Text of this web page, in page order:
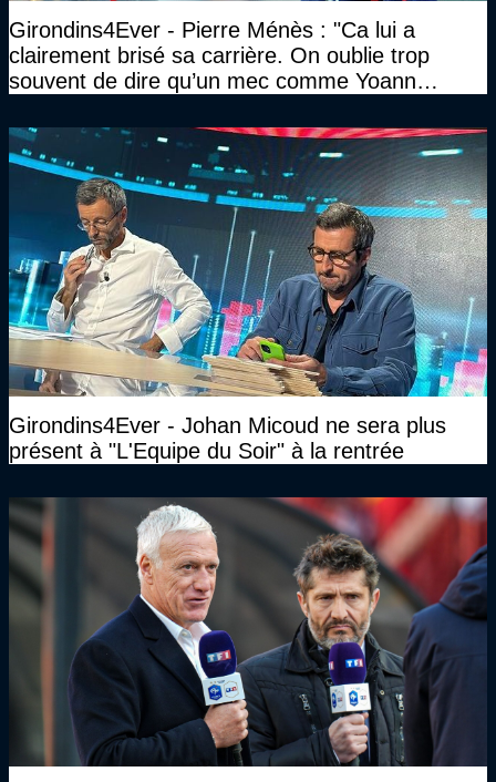
Girondins4Ever - Pierre Ménès : "Ca lui a
clairement brisé sa carrière. On oublie trop
souvent de dire qu’un mec comme Yoann
Girondins4Ever - Johan Micoud ne sera plus
présent à "L'Equipe du Soir" à la rentrée